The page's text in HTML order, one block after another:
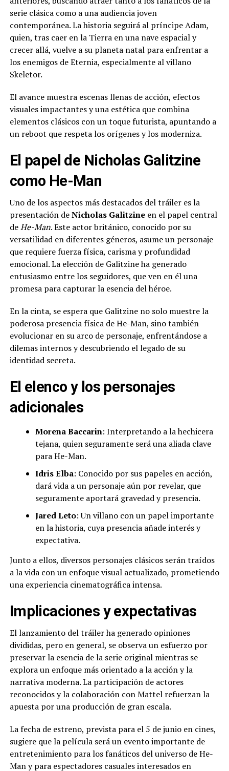
serie clásica como a una audiencia joven
contemporánea. La historia seguirá al príncipe Adam,
quien, tras caer en la Tierra en una nave espacial y
crecer allá, vuelve a su planeta natal para enfrentar a
los enemigos de Eternia, especialmente al villano
Skeletor.
El avance muestra escenas llenas de acción, efectos
visuales impactantes y una estética que combina
elementos clásicos con un toque futurista, apuntando a
un reboot que respeta los orígenes y los moderniza.
El papel de Nicholas Galitzine
como He-Man
Uno de los aspectos más destacados del tráiler es la
presentación deNicholas Galitzineen el papel central
deHe-Man. Este actor británico, conocido por su
versatilidad en diferentes géneros, asume un personaje
que requiere fuerza física, carisma y profundidad
emocional. La elección de Galitzine ha generado
entusiasmo entre los seguidores, que ven en él una
promesa para capturar la esencia del héroe.
En la cinta, se espera que Galitzine no solo muestre la
poderosa presencia física de He-Man, sino también
evolucionar en su arco de personaje, enfrentándose a
dilemas internos y descubriendo el legado de su
identidad secreta.
El elenco y los personajes
adicionales
Morena Baccarin: Interpretando a la hechicera
tejana, quien seguramente será una aliada clave
para He-Man.
Idris Elba: Conocido por sus papeles en acción,
dará vida a un personaje aún por revelar, que
seguramente aportará gravedad y presencia.
Jared Leto: Un villano con un papel importante
en la historia, cuya presencia añade interés y
expectativa.
Junto a ellos, diversos personajes clásicos serán traídos
a la vida con un enfoque visual actualizado, prometiendo
una experiencia cinematográfica intensa.
Implicaciones y expectativas
El lanzamiento del tráiler ha generado opiniones
divididas, pero en general, se observa un esfuerzo por
preservar la esencia de la serie original mientras se
explora un enfoque más orientado a la acción y la
narrativa moderna. La participación de actores
reconocidos y la colaboración con Mattel refuerzan la
apuesta por una producción de gran escala.
La fecha de estreno, prevista para el 5 de junio en cines,
sugiere que la película será un evento importante de
entretenimiento para los fanáticos del universo de He-
Man y para espectadores casuales interesados en